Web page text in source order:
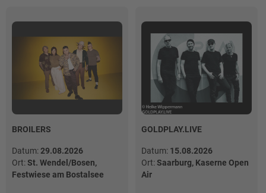
BROILERS
Datum:29.08.2026
Ort:St. Wendel/Bosen,
Festwiese am Bostalsee
GOLDPLAY.LIVE
Datum: 15.08.2026
Ort:Saarburg, Kaserne Open
Air